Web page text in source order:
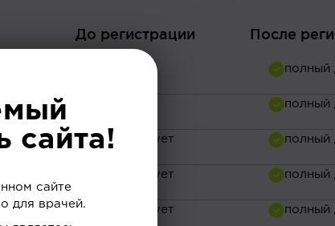
До регистрации После
сайта!
сайте
для врачей.